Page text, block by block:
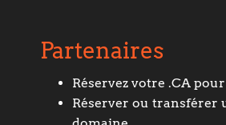
Partenaires
Réservez votre .CA pour
Réserver ou transférer